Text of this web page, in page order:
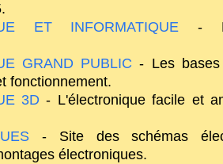
ET INFORMATIQUE -
GRAND PUBLIC - Les
fonctionnement.
3D - L'électronique facile et
- Site des schémas
électroniques.